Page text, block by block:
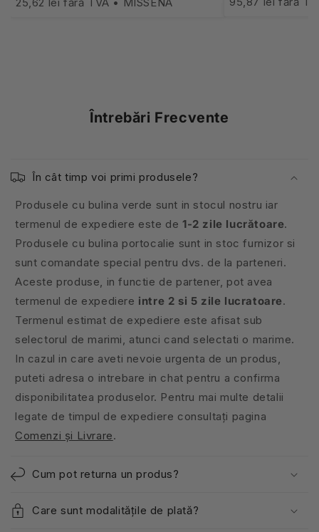
Întrebări Frecvente
În cât timp voi primi produsele?
Produsele cu bulina verde sunt in stocul nostru iar
termenul de expediere este de1-2 zile lucrătoare.
Produsele cu bulina portocalie sunt in stoc furnizor si
sunt comandate special pentru dvs. de la parteneri.
Aceste produse, in functie de partener, pot avea
termenul de expediere intre 2 si 5 zile lucratoare.
Termenul estimat de expediere este afisat sub
selectorul de marimi, atunci cand selectati o marime.
In cazul in care aveti nevoie urgenta de un produs,
puteti adresa o intrebare in chat pentru a confirma
disponibilitatea produselor. Pentru mai multe detalii
legate de timpul de expediere consultați pagina
Comenzi și Livrare.
Cum pot returna un produs?
Care sunt modalitățile de plată?